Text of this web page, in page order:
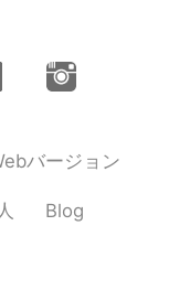
I have no
go to the gym!
バージョン
Blog